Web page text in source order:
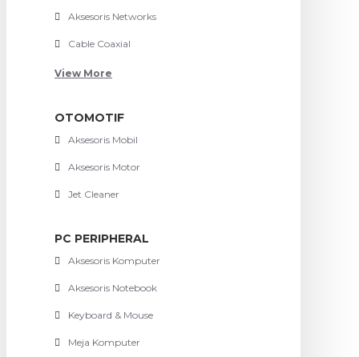
Aksesoris Networks
Cable Coaxial
View More
OTOMOTIF
Aksesoris Mobil
Aksesoris Motor
Jet Cleaner
PC PERIPHERAL
Aksesoris Komputer
Aksesoris Notebook
Keyboard & Mouse
Meja Komputer